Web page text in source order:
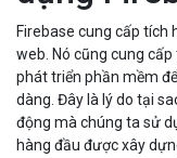
Firebase cung cấp tích
web. Nó cũng cung cấp
phát triển phần mềm
dàng. Đây là lý do tại
động mà chúng ta sử
hàng đầu được xây